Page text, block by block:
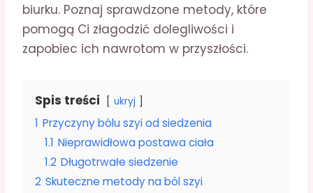
biurku. Poznaj sprawdzone metody, które
pomogą Ci złagodzić dolegliwości i
zapobiec ich nawrotom w przyszłości.
Spis treści ukryj
1 Przyczyny bólu szyi od siedzenia
1.1 Nieprawidłowa postawa ciała
1.2 Długotrwałe siedzenie
2 Skuteczne metody na ból szyi